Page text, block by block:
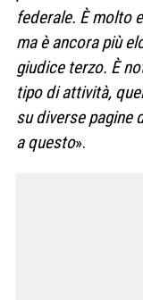
federale. È molto
ma è ancora più
giudice terzo. È
tipo di attività,
su diverse pagine
a questo».